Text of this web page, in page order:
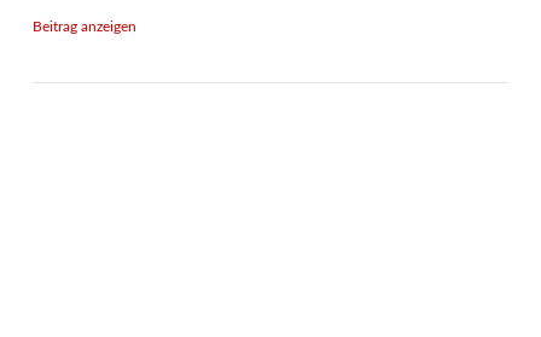
Beitrag anzeigen